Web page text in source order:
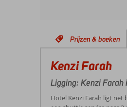
Prijzen & boeken
Kenzi Farah
Ligging: Kenzi Farah
Hotel Kenzi Farah ligt